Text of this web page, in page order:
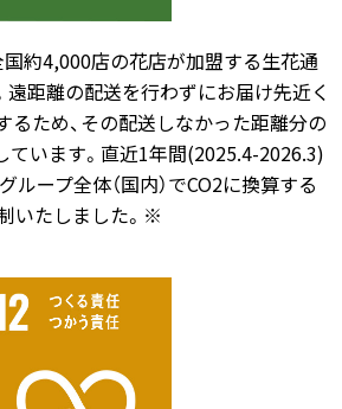
国約4,000店の花店が加盟する生花通
遠距離の配送を行わずにお届け先近く
るため、その配送しなかった距離分の
ています。直近1年間(2025.4-2026.3)
ープ全体（国内）でCO2に換算する
いたしました。※